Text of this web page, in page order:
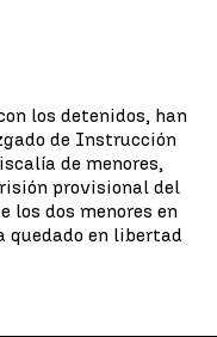
los detenidos, han
de Instrucción
de menores,
provisional del
los dos menores en
quedado en libertad